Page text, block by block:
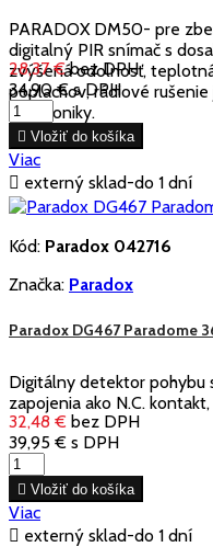
PARADOX DM50- pre
digitalný PIR snímač s
zvýšená odolnosť,
poplachov, rádiové
elektroniky.
28,37 € bez DPH
34,90 € s DPH
 Vložiť do košíka
Viac
 externý sklad-do 1 dní
Kód: Paradox 042716
Značka: Paradox
Paradox DG467 Paradome
Digitálny detektor pohybu
zapojenia ako N.C.
32,48 € bez DPH
39,95 € s DPH
 Vložiť do košíka
Viac
 externý sklad-do 1 dní